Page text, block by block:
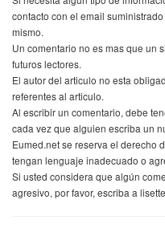
contacto con el email
mismo.
Un comentario no es mas que un
futuros lectores.
El autor del articulo no esta
referentes al articulo.
Al escribir un comentario, debe
cada vez que alguien escriba un
Eumed.net se reserva el derecho
tengan lenguaje inadecuado o
Si usted considera que algún
agresivo, por favor, escriba a